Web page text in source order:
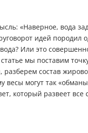
«Наверное, вода
идей породил
Или это
мы поставим
состав
могут так
который развеет все